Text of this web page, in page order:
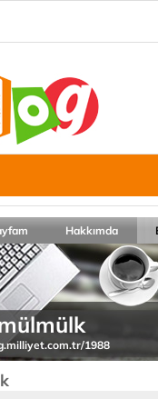
Hakkımda
1988